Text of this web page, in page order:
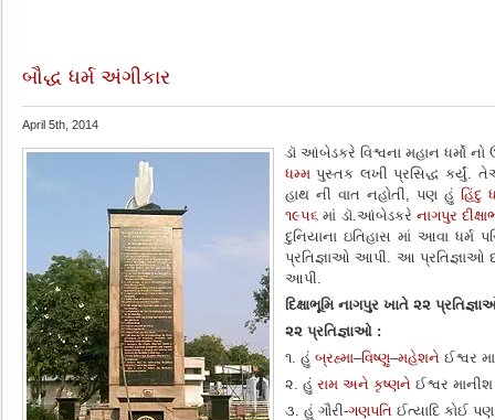
બૌદ્ધ ધર્મ અંગીકાર
April 5th, 2014
ડૉ આંબેડકરે વિશ્વના મહાન ધર્મો
ધમ્મ પુસ્તક લખી પ્રસિદ્ધ કર્યું.
હાથ ની વાત નહોતી, પણ હુંહિંદુ
૧૯૫૬ માં ડૉ.આંબેડકરે નાગપુર
દુનિયાના ઇતિહાસ માં આવા
પ્રતિજ્ઞાઓ આપી. આ પ્રતિજ્ઞાઓ
આપી.
દિક્ષાભૂમિ નાગપુર ખાતે ૨૨
૨૨ પ્રતિજ્ઞાઓ :
૧. હું બ્રહ્મા–વિષ્ણુ–મહેશને ઈશ્વર
૨. હું રામ અને કૃષ્ણને ઈશ્વર
૩. હું ગૌરી-ગણપતિ ઈત્યાદિ કોઈ